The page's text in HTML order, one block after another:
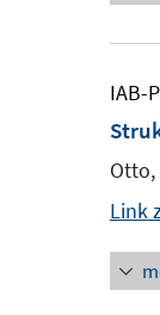
IAB-
Otto,
Link